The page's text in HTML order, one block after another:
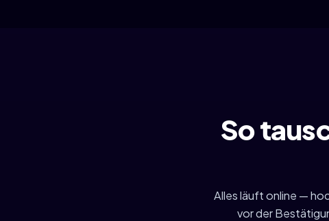
So
Alles läuft online —
vor der